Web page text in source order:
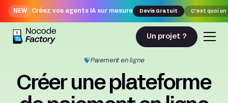
NEW Créez vos agents IA sur mesure Devis Gratuit C'est quoi un
Un projet ?
Paiement en ligne
Créer une plateforme